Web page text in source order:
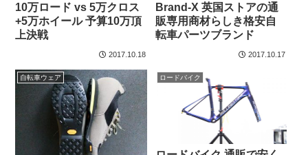
10万ロード vs 5万クロス
+5万ホイール 予算10万頂
上決戦
2017.10.18
Brand-X 英国ストアの通
販専用商材らしき格安自
転車パーツブランド
2017.10.17
自転車ウェア ロードバイク